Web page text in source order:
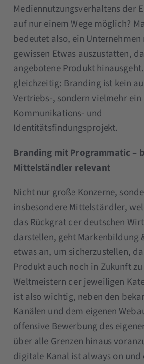
Mediennutzungsverhaltens der
auf nur einem Wege möglich?
bedeutet also, ein Unternehmen
gewissen Etwas auszustatten,
angebotene Produkt
gleichzeitig: Branding ist kein
Vertriebs-, sondern vielmehr ein
Kommunikations- und
Identitätsfindungsprojekt.
Branding mit Programmatic –
Mittelständler relevant
Nicht nur große Konzerne,
insbesondere Mittelständler,
das Rückgrat der deutschen
darstellen, geht Markenbildung
etwas an, um sicherzustellen,
Produkt auch noch in Zukunft
Weltmeistern der jeweiligen
ist also wichtig, neben den
Kanälen und dem eigenen
offensive Bewerbung des
über alle Grenzen hinaus
digitale Kanal ist always on